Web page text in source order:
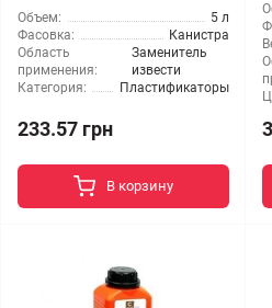
Объем:
5 л
Фасовка:
Канистра
Область
применения:
Заменитель
извести
Категория:
Пластификаторы
233.57 грн
В корзину